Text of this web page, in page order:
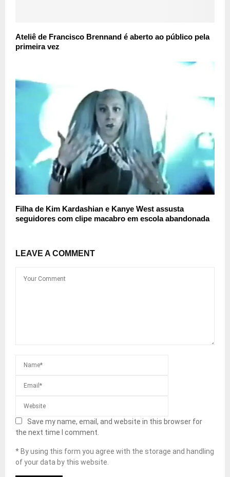
Ateliê de Francisco Brennand é aberto ao público pela
primeira vez
Filha de Kim Kardashian e Kanye West assusta
seguidores com clipe macabro em escola abandonada
LEAVE A COMMENT
Save my name, email, and website in this browser for
the next time I comment.
* By using this form you agree with the storage and handling
of your data by this website.